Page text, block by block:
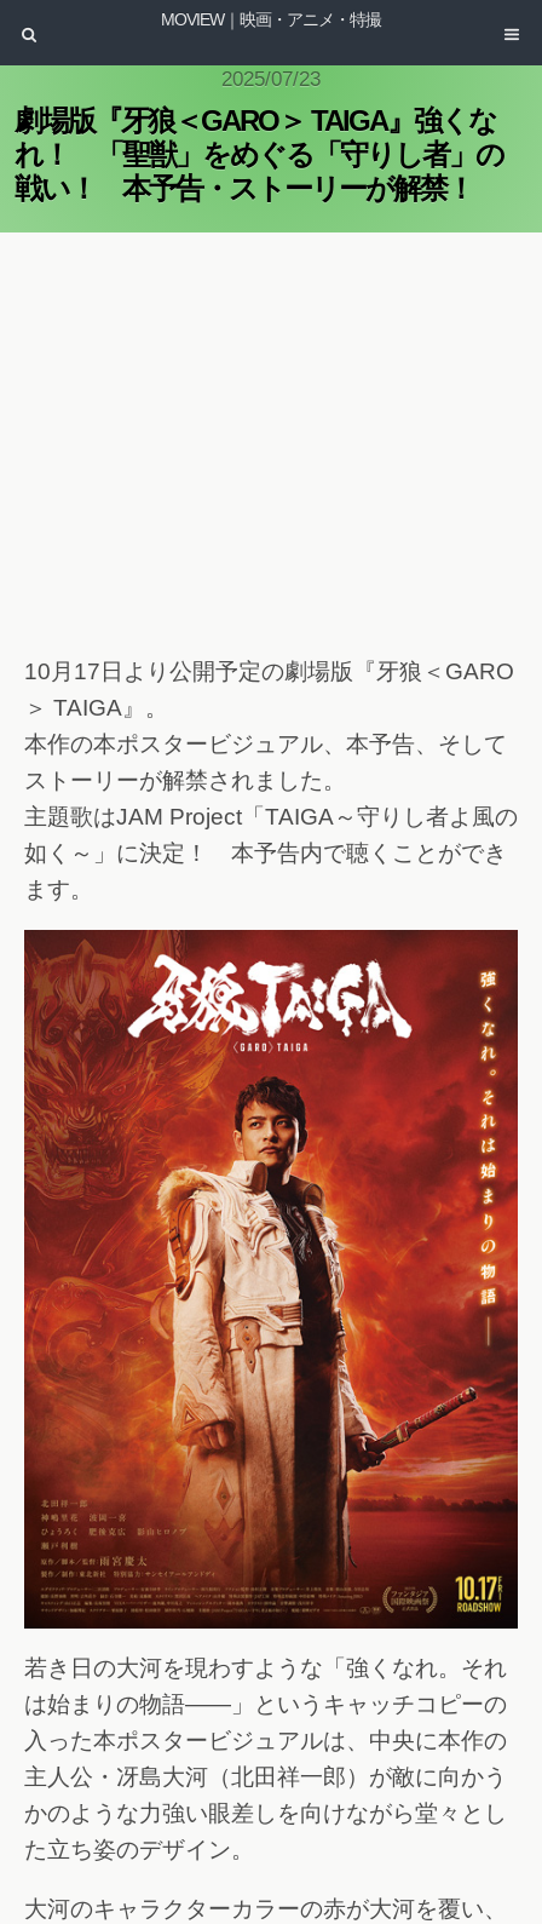
MOVIEW｜映画・アニメ・特撮
2025/07/23
劇場版『牙狼＜GARO＞ TAIGA』強くな
れ！ 「聖獣」をめぐる「守りし者」の
戦い！ 本予告・ストーリーが解禁！
10月17日より公開予定の劇場版『牙狼＜GARO
＞ TAIGA』。
本作の本ポスタービジュアル、本予告、そして
ストーリーが解禁されました。
主題歌はJAM Project「TAIGA～守りし者よ風の
如く～」に決定！ 本予告内で聴くことができ
ます。
若き日の大河を現わすような「強くなれ。それ
は始まりの物語――」というキャッチコピーの
入った本ポスタービジュアルは、中央に本作の
主人公・冴島大河（北田祥一郎）が敵に向かう
かのような力強い眼差しを向けながら堂々とし
た立ち姿のデザイン。
大河のキャラクターカラーの赤が大河を覆い、